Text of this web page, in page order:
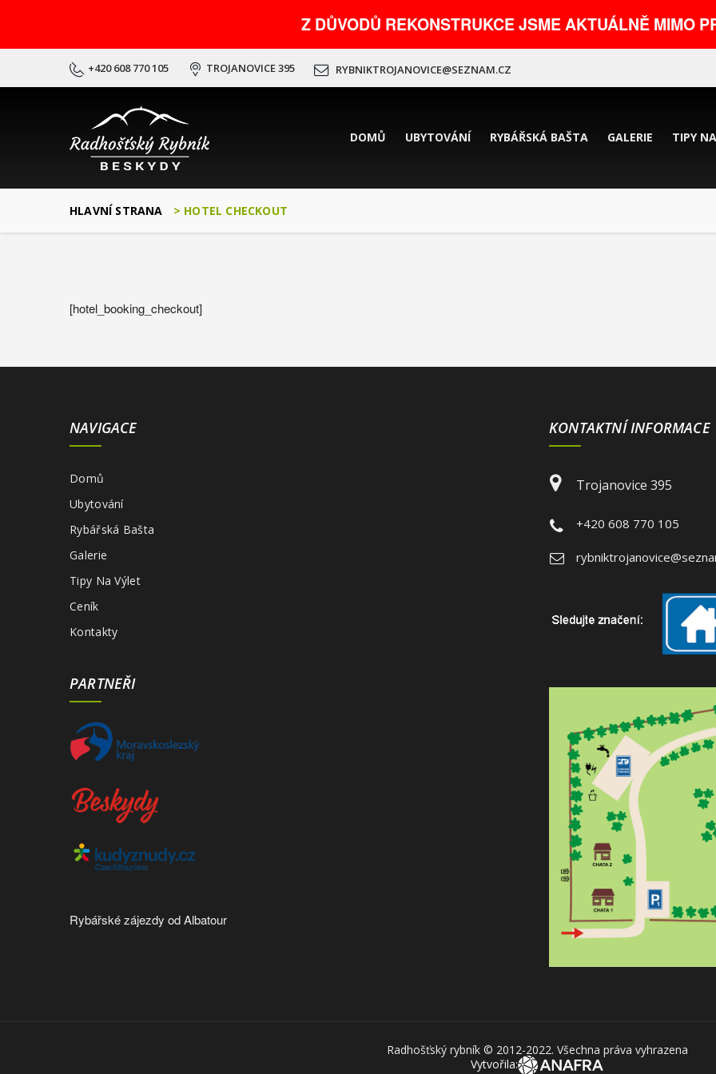
Z DŮVODŮ REKONSTRUKCE JSME AKTUÁLNĚ MIMO
+420 608 770 105 TROJANOVICE 395 RYBNIKTROJANOVICE@SEZNAM.CZ
DOMŮ UBYTOVÁNÍ RYBÁŘSKÁ BAŠTA GALERIE TIPY
HLAVNÍ STRANA > HOTEL CHECKOUT
[hotel_booking_checkout]
NAVIGACE
Domů
Ubytování
Rybářská Bašta
Galerie
Tipy Na Výlet
Ceník
Kontakty
PARTNEŘI
Rybářské zájezdy od Albatour
KONTAKTNÍ INFORMACE
Trojanovice 395
+420 608 770 105
Radhošťský rybník © 2012-2022. Všechna práva vyhrazena
Vytvořila: